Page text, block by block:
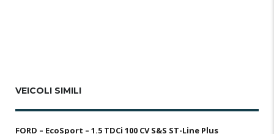
VEICOLI SIMILI
FORD – EcoSport – 1.5 TDCi 100 CV S&S ST-Line Plus